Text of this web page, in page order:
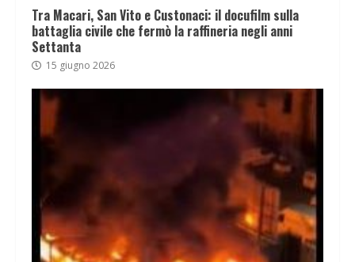
Tra Macari, San Vito e Custonaci: il docufilm sulla
battaglia civile che fermò la raffineria negli anni
Settanta
15 giugno 2026